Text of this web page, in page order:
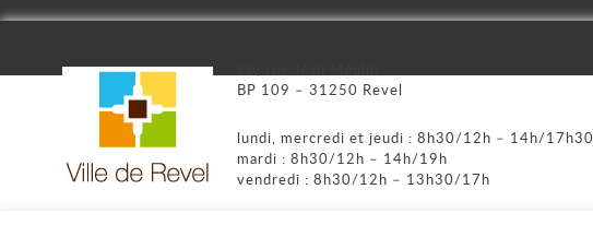
BP 109 – 31250 Revel
lundi, mercredi et jeudi : 8h30/12h – 14h/17h30
mardi : 8h30/12h – 14h/19h
vendredi : 8h30/12h – 13h30/17h